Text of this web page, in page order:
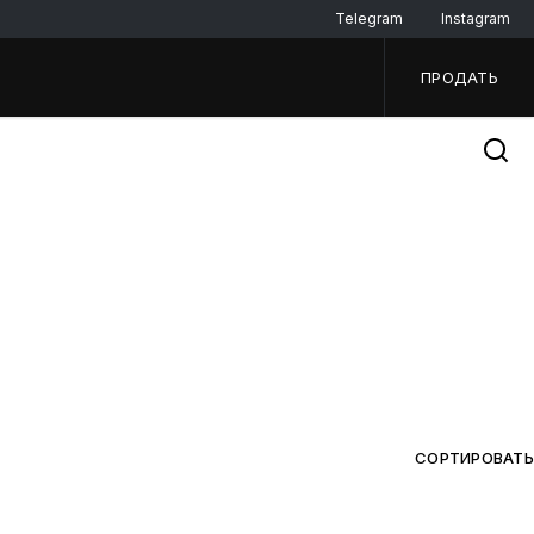
Telegram Instagram
ПРОДАТЬ
СОРТИРОВАТЬ